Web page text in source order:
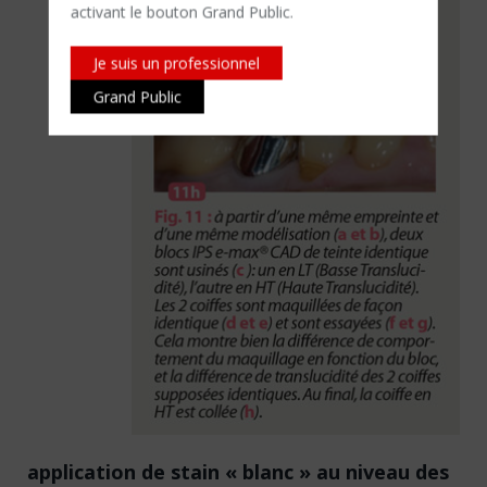
activant le bouton Grand Public.
Je suis un professionnel
Grand Public
application de stain « blanc » au niveau des